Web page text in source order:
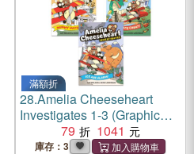
滿額折
28.Amelia Cheeseheart
Investigates 1-3 (Graphic
79 1041
庫存：3